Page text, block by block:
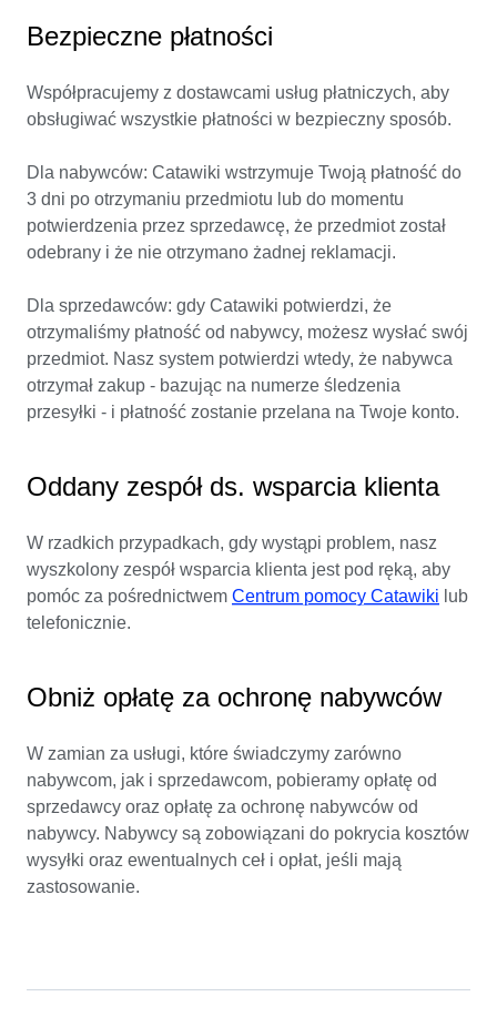
Bezpieczne płatności
Współpracujemy z dostawcami usług płatniczych, aby
obsługiwać wszystkie płatności w bezpieczny sposób.
Dla nabywców: Catawiki wstrzymuje Twoją płatność do
3 dni po otrzymaniu przedmiotu lub do momentu
potwierdzenia przez sprzedawcę, że przedmiot został
odebrany i że nie otrzymano żadnej reklamacji.
Dla sprzedawców: gdy Catawiki potwierdzi, że
otrzymaliśmy płatność od nabywcy, możesz wysłać swój
przedmiot. Nasz system potwierdzi wtedy, że nabywca
otrzymał zakup - bazując na numerze śledzenia
przesyłki - i płatność zostanie przelana na Twoje konto.
Oddany zespół ds. wsparcia klienta
W rzadkich przypadkach, gdy wystąpi problem, nasz
wyszkolony zespół wsparcia klienta jest pod ręką, aby
pomóc za pośrednictwem Centrum pomocy Catawiki lub
telefonicznie.
Obniż opłatę za ochronę nabywców
W zamian za usługi, które świadczymy zarówno
nabywcom, jak i sprzedawcom, pobieramy opłatę od
sprzedawcy oraz opłatę za ochronę nabywców od
nabywcy. Nabywcy są zobowiązani do pokrycia kosztów
wysyłki oraz ewentualnych ceł i opłat, jeśli mają
zastosowanie.